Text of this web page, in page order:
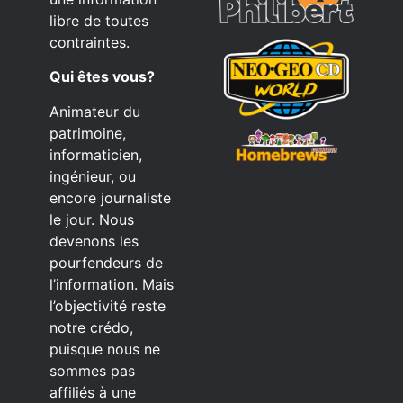
libre de toutes
contraintes.
Qui êtes vous?
Animateur du
patrimoine,
informaticien,
ingénieur, ou
encore journaliste
le jour. Nous
devenons les
pourfendeurs de
l’information. Mais
l’objectivité reste
notre crédo,
puisque nous ne
sommes pas
affiliés à une